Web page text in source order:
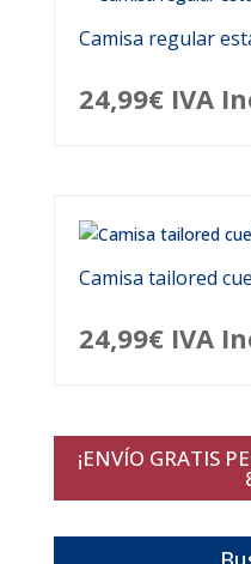
Camisa regular
24,99€ IVA
Camisa tailored
24,99€ IVA
¡ENVÍO GRATIS